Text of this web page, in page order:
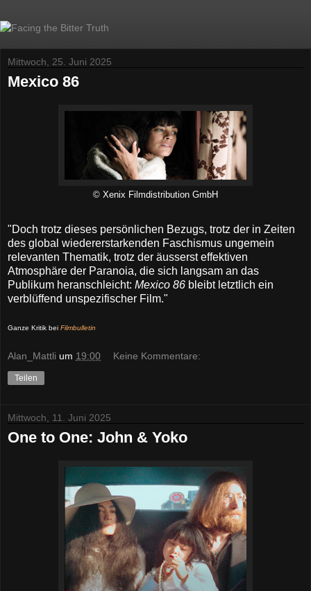
Mittwoch, 25. Juni 2025
Mexico 86
© Xenix Filmdistribution GmbH
"Doch trotz dieses persönlichen Bezugs, trotz der in Zeiten
des global wiedererstarkenden Faschismus ungemein
relevanten Thematik, trotz der äusserst effektiven
Atmosphäre der Paranoia, die sich langsam an das
Publikum heranschleicht: Mexico 86 bleibt letztlich ein
verblüffend unspezifischer Film."
Ganze Kritik bei Filmbulletin
Alan_Mattli um 19:00 Keine Kommentare:
Teilen
Mittwoch, 11. Juni 2025
One to One: John & Yoko